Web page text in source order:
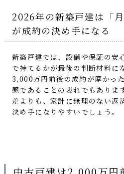
2026年の新築戸建は「
が成約の決め手になる
新築戸建では、設備や保証の安
で持てるかが最後の判断材料に
3,000万円前後の成約が厚かっ
感であることの表れでもありま
差よりも、家計に無理のない返
決め手になりやすいでしょう